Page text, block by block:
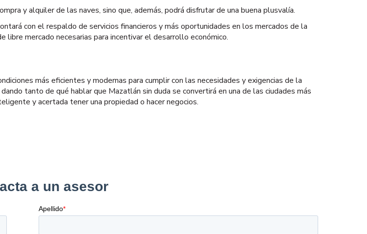
y alquiler de las naves, sino que, además, podrá disfrutar de una buena plusvalía.
con el respaldo de servicios financieros y más oportunidades en los mercados de la
libre mercado necesarias para incentivar el desarrollo económico.
más eficientes y modernas para cumplir con las necesidades y exigencias de la
tanto de qué hablar que Mazatlán sin duda se convertirá en una de las ciudades más
y acertada tener una propiedad o hacer negocios.